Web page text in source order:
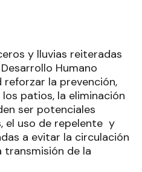
y lluvias reiteradas
Humano
la prevención,
patios, la eliminación
ser potenciales
el uso de repelente y
a evitar la circulación
transmisión de la